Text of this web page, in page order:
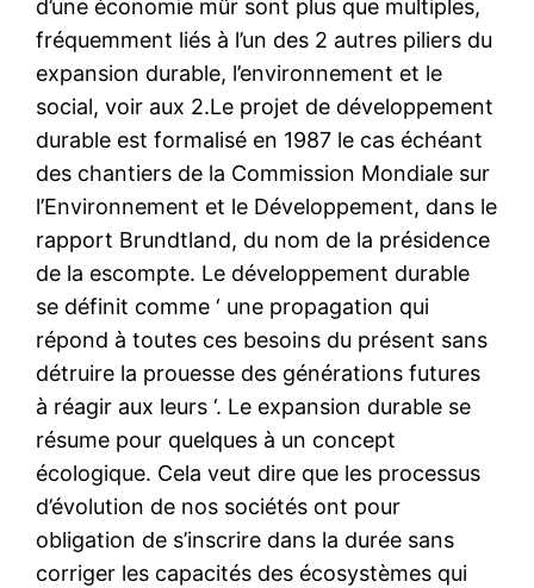
d’une économie mûr sont plus que multiples,
fréquemment liés à l’un des 2 autres piliers du
expansion durable, l’environnement et le
social, voir aux 2.Le projet de développement
durable est formalisé en 1987 le cas échéant
des chantiers de la Commission Mondiale sur
l’Environnement et le Développement, dans le
rapport Brundtland, du nom de la présidence
de la escompte. Le développement durable
se définit comme ‘ une propagation qui
répond à toutes ces besoins du présent sans
détruire la prouesse des générations futures
à réagir aux leurs ‘. Le expansion durable se
résume pour quelques à un concept
écologique. Cela veut dire que les processus
d’évolution de nos sociétés ont pour
obligation de s’inscrire dans la durée sans
corriger les capacités des écosystèmes qui